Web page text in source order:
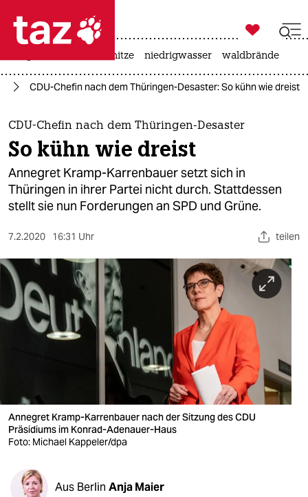
 taz zahl ich
taz zahl ich
themen
politik
öko
sport
berlin
verlag
verlag
shop

taz zahl ich
hitze niedrigwasser waldbrände
CDU-Chefin nach dem Thüringen-Desaster: So kühn wie dreist
CDU-Chefin nach dem Thüringen-Desaster
So kühn wie dreist
Annegret Kramp-Karrenbauer setzt sich in
Thüringen in ihrer Partei nicht durch. Stattdessen
stellt sie nun Forderungen an SPD und Grüne.
7.2.2020 16:31 Uhr teilen
Annegret Kramp-Karrenbauer nach der Sitzung des CDU
Präsidiums im Konrad-Adenauer-Haus
Foto: Michael Kappeler/dpa
Aus Berlin Anja Maier